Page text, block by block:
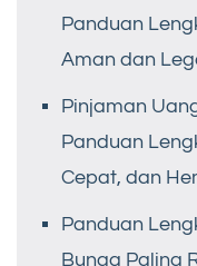
Panduan
Aman dan
Pinjaman
Panduan
Cepat, dan
Panduan
Bunga Paling